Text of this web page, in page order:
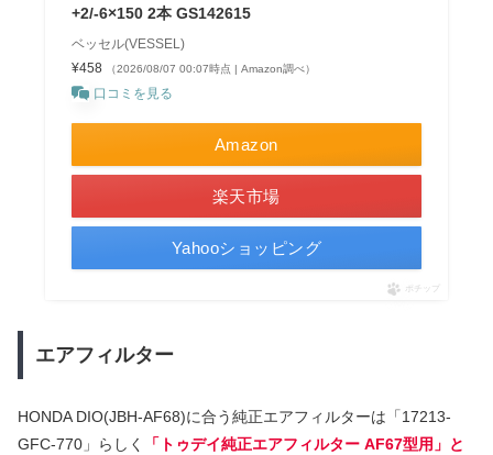
+2/-6×150 2本 GS142615
ベッセル(VESSEL)
¥458
（2026/08/07 00:07時点 | Amazon調べ）
口コミを見る
Amazon
楽天市場
Yahooショッピング
ポチップ
エアフィルター
HONDA DIO(JBH-AF68)に合う純正エアフィルターは「17213-
GFC-770」らしく
「トゥデイ純正エアフィルター AF67型用」と